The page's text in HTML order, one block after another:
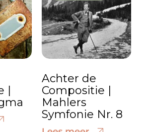
Achter de
Compositie |
Mahlers
Symfonie Nr. 8